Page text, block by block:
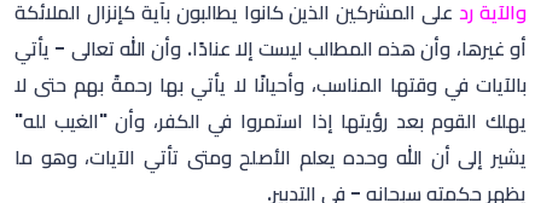
والآية رد على المشركين الذين كانوا يطالبون بآية كإنزال الملائكة
أو غيرها، وأن هذه المطالب ليست إلا عنادًا. وأن الله تعالى - يأتي
بالآيات في وقتها المناسب، وأحيانًا لا يأتي بها رحمةً بهم حتى لا
يهلك القوم بعد رؤيتها إذا استمروا في الكفر، وأن "الغيب لله"
يشير إلى أن الله وحده يعلم الأصلح ومتى تأتي الآيات، وهو ما
يظهر حكمته سبحانه - في التدبير.